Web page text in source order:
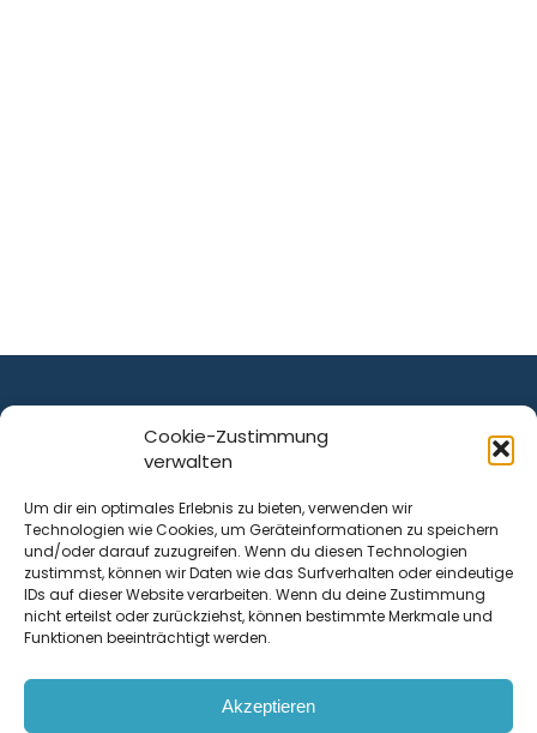
Cookie-Zustimmung
verwalten
Um dir ein optimales Erlebnis zu bieten, verwenden wir
Technologien wie Cookies, um Geräteinformationen zu speichern
und/oder darauf zuzugreifen. Wenn du diesen Technologien
zustimmst, können wir Daten wie das Surfverhalten oder eindeutige
IDs auf dieser Website verarbeiten. Wenn du deine Zustimmung
nicht erteilst oder zurückziehst, können bestimmte Merkmale und
Funktionen beeinträchtigt werden.
Akzeptieren
ist ein Service von
Krenn Real GmbH
Tischlerstraße 12
4050Traun| Österreich
Kontakt